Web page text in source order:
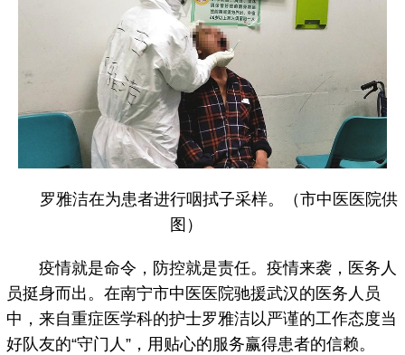
罗雅洁在为患者进行咽拭子采样。（市中医医院供
图）
疫情就是命令，防控就是责任。疫情来袭，医务人
员挺身而出。在南宁市中医医院驰援武汉的医务人员
中，来自重症医学科的护士罗雅洁以严谨的工作态度当
好队友的“守门人”，用贴心的服务赢得患者的信赖。